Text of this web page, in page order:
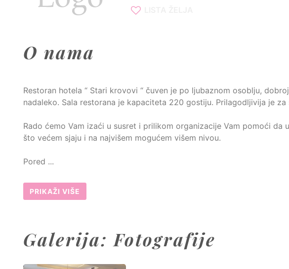
O nama
Restoran hotela “ Stari krovovi “ čuven je po ljubaznom osoblju,
nadaleko. Sala restorana je kapaciteta 220 gostiju. Prilagodljivija je
Rado ćemo Vam izaći u susret i prilikom organizacije Vam pomoći
što većem sjaju i na najvišem mogućem višem nivou.
Pored ...
PRIKAŽI VIŠE
Galerija: Fotografije